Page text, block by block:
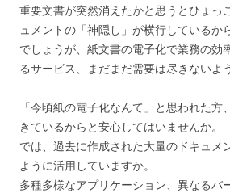
重要文書が突然消えたかと思うとひょっ
ュメントの「神隠し」が横行しているか
でしょうが、紙文書の電子化で業務の効
るサービス、まだまだ需要は尽きないよ
「今頃紙の電子化なんて」と思われた
きているからと安心してはいませんか。
では、過去に作成された大量のドキュメ
ように活用していますか。
多種多様なアプリケーション、異なるバ